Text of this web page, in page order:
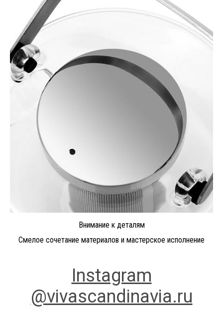
Внимание к деталям
Смелое сочетание материалов и мастерское исполнение
Instagram
@vivascandinavia.ru